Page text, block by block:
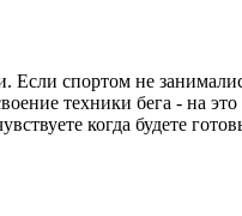
спортом не
техники бега - на
когда будете